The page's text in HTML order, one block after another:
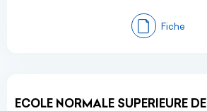
Fiche
ECOLE NORMALE SUPERIEURE DE